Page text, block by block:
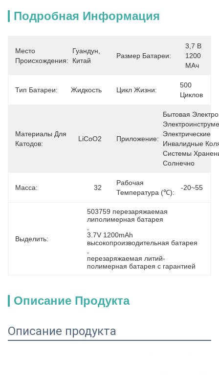
Подробная Информация
Место
Происхождения:
Гуандун,
Китай
Размер Батареи:
3,7 В
1200
МАч
Тип Батареи: Жидкость Цикл Жизни:
500
Циклов
Материалы Для
Катодов:
LiCoO2 Приложение:
Бытовая
Электрические
Инвалидные
Системы
Солнечно
Масса: 32
Рабочая
Температура (℃):
-20~55
Выделить:
503759 перезаряжаемая
липолимерная батарея
3.7V 1200mAh
высокопроизводительная батарея
перезаряжаемая литий-
полимерная батарея с гарантией
Описание Продукта
Описание продукта